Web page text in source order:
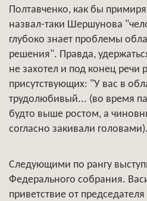
Полтавченко, как бы
назвал-таки Шершунова
глубоко знает проблемы
решения". Правда,
не захотел и под конец речи
присутствующих: "У вас в
трудолюбивый... (во время
будто выше ростом, а
согласно закивали
Следующими по рангу
Федерального собрания.
приветствие от